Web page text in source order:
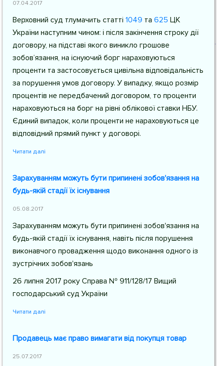
07.04.2017
Верховний суд тлумачить статті 1049 та 625 ЦК
України наступним чином: і після закінчення строку дії
договору, на підставі якого виникло грошове
зобов’язання, на існуючий борг нараховуються
проценти та застосовується цивільна відповідальність
за порушення умов договору. У випадку, якщо розмір
процентів не передбачений договором, то проценти
нараховуються на борг на рівні облікової ставки НБУ.
Єдиний випадок, коли проценти не нараховуються це
відповідний прямий пункт у договорі.
Читати далі
Зарахуванням можуть бути припинені зобов'язання на
будь-якій стадії їх існування
05.08.2017
Зарахуванням можуть бути припинені зобов'язання на
будь-якій стадії їх існування, навіть після порушення
виконавчого провадження щодо виконання одного із
зустрічних зобов'язань
26 липня 2017 року Справа № 911/128/17 Вищий
господарський суд України
Читати далі
Продавець має право вимагати від покупця товар
25.07.2017